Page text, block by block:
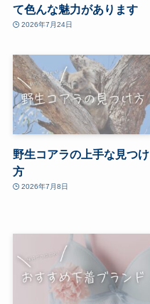
て色んな魅力があります
2026年7月24日
野生コアラの上手な見つけ
方
2026年7月8日